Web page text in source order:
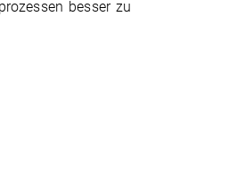
besser zu